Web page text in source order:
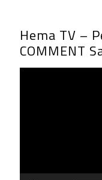
Hema TV –
COMMENT